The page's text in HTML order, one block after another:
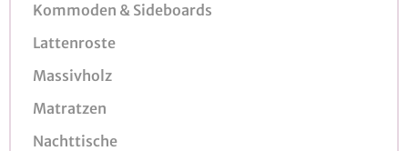
Kommoden & Sideboards
Lattenroste
Massivholz
Matratzen
Nachttische